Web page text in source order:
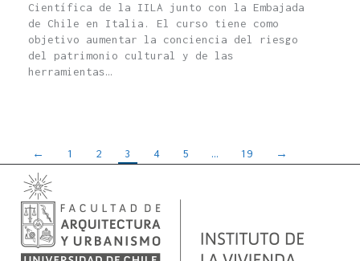
Científica de la IILA junto con la Embajada
de Chile en Italia. El curso tiene como
objetivo aumentar la conciencia del riesgo
del patrimonio cultural y de las
herramientas…
← 1 2 3 4 5 … 19 →